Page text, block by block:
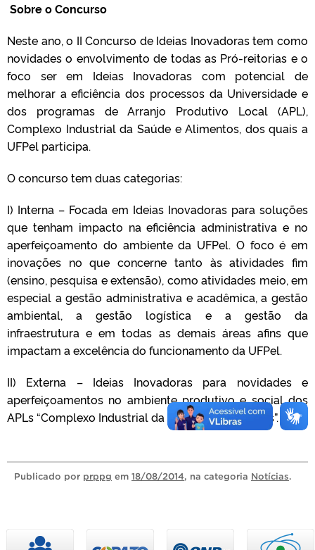
Sobre o Concurso
Neste ano, o II Concurso de Ideias Inovadoras tem como
novidades o envolvimento de todas as Pró-reitorias e o
foco ser em Ideias Inovadoras com potencial de
melhorar a eficiência dos processos da Universidade e
dos programas de Arranjo Produtivo Local (APL),
Complexo Industrial da Saúde e Alimentos, dos quais a
UFPel participa.
O concurso tem duas categorias:
I) Interna – Focada em Ideias Inovadoras para soluções
que tenham impacto na eficiência administrativa e no
aperfeiçoamento do ambiente da UFPel. O foco é em
inovações no que concerne tanto às atividades fim
(ensino, pesquisa e extensão), como atividades meio, em
especial a gestão administrativa e acadêmica, a gestão
ambiental, a gestão logística e a gestão da
infraestrutura e em todas as demais áreas afins que
impactam a excelência do funcionamento da UFPel.
II) Externa – Ideias Inovadoras para novidades e
aperfeiçoamentos no ambiente produtivo e social dos
APLs “Complexo Industrial da Saúde” e “Alimentos”.
Publicado por prppg em 18/08/2014, na categoria Notícias.